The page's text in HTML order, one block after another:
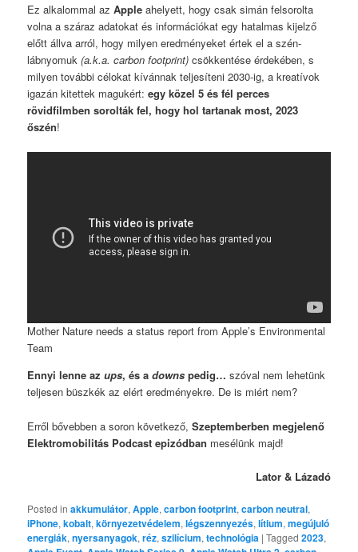
Ez alkalommal azApple ahelyett, hogy csak simán felsorolta
volna a száraz adatokat és információkat egy hatalmas kijelző
előtt állva arról, hogy milyen eredményeket értek el a szén-
lábnyomuk(a.k.a. carbon footprint) csökkentése érdekében, s
milyen további célokat kívánnak teljesíteni 2030-ig, a kreatívok
igazán kitettek magukért:egy közel 5 és fél perces
rövidfilmben sorolták fel, hogy hol tartanak most, 2023
őszén!
Mother Nature needs a status report from Apple’s Environmental
Team
Ennyi lenne azups, és adowns pedig… szóval nem lehetünk
teljesen büszkék az elért eredményekre. De is miért nem?
Erről bővebben a soron következő,Szeptemberben megjelenő
Elektromobilitás Podcast epizódban mesélünk majd!
Lator & Lázadó
Posted in akkumulátor,Apple,carbon footprint,carbon neutral,
iPhone,kobalt,környezetvédelem,légszennyezés,lítium,megújuló
energiák,nyersanyagok,réz,szilícium,technológia |Tagged 2023,